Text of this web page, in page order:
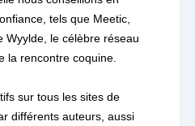
tels que Meetic,
Wyylde, le célèbre réseau
la rencontre coquine.
sur tous les sites de
différents auteurs, aussi